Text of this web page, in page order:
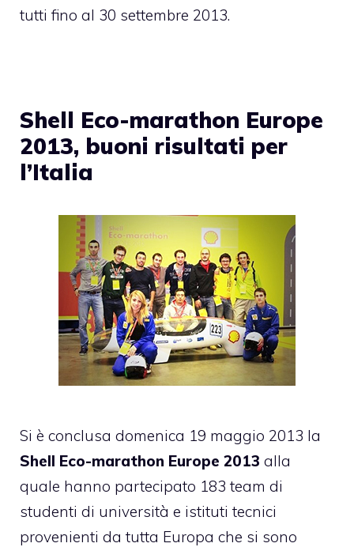
tutti fino al 30 settembre 2013.
Shell Eco-marathon Europe
2013, buoni risultati per
l’Italia
Si è conclusa domenica 19 maggio 2013 la
Shell Eco-marathon Europe 2013 alla
quale hanno partecipato 183 team di
studenti di università e istituti tecnici
provenienti da tutta Europa che si sono